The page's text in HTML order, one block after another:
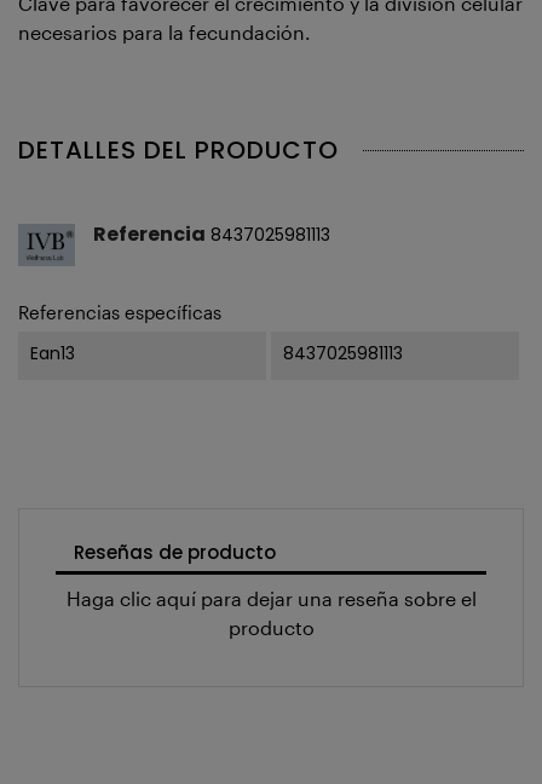
necesarios para la fecundación.
DETALLES DEL PRODUCTO
Referencia 8437025981113
Referencias específicas
Ean13 8437025981113
Reseñas de producto
Haga clic aquí para dejar una reseña sobre el
producto